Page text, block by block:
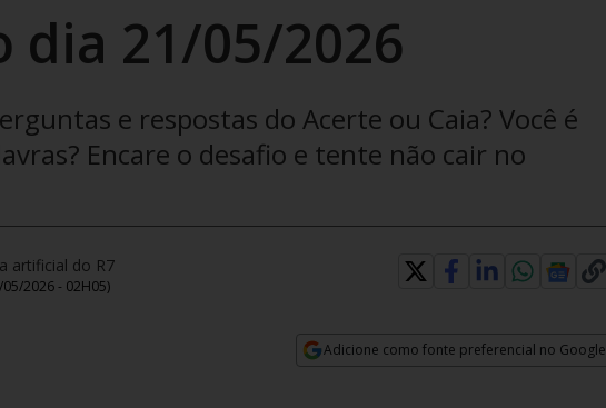
dia 21/05/2026
e respostas do Acerte ou Caia? Você é
Encare o desafio e tente não cair no
artificial do R7
2026 - 02H05)
Adicione como fonte preferencial no Google